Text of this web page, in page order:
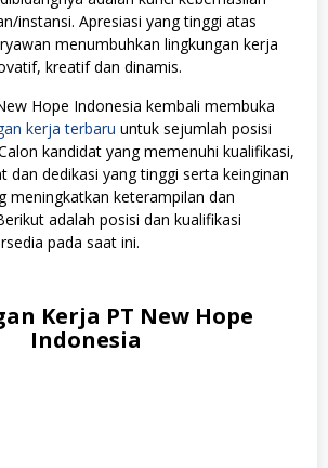
instansi. Apresiasi yang tinggi atas
menumbuhkan lingkungan kerja
kreatif dan dinamis.
Hope Indonesia kembali membuka
kerja terbaru untuk sejumlah posisi
kandidat yang memenuhi kualifikasi,
dan dedikasi yang tinggi serta keinginan
meningkatkan keterampilan dan
adalah posisi dan kualifikasi
pada saat ini.
Kerja PT New Hope
Indonesia